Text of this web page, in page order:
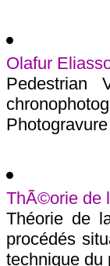
Olafur
Pedestrian
ThÃ©orie de
Théorie de
procédés
technique du